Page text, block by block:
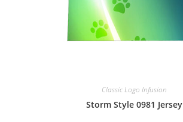
Classic Logo Infusion
Storm Style 0981 Jersey